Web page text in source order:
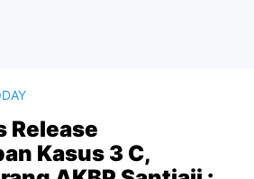
Release
Kasus 3 C,